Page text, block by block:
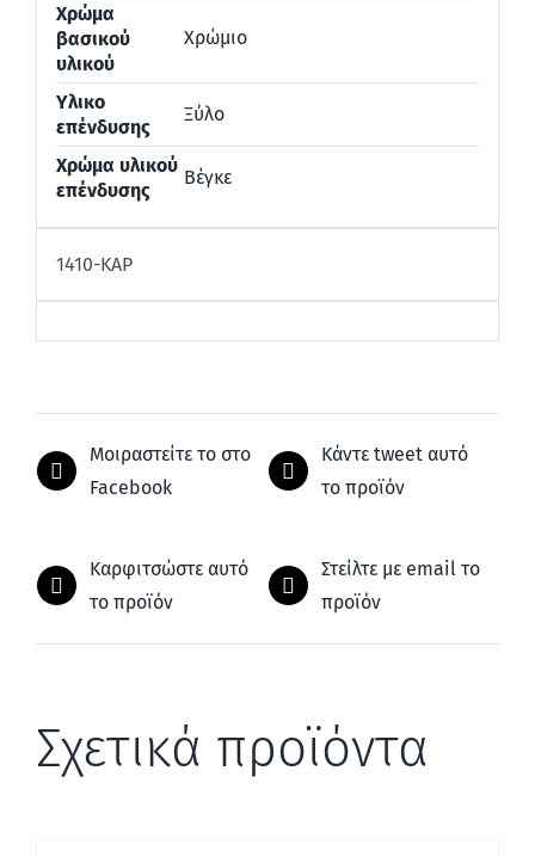
Χρώμα
βασικού
υλικού
Χρώμιο
Υλικο
επένδυσης
Ξύλο
Χρώμα υλικού
επένδυσης
Βέγκε
1410-ΚΑΡ
Μοιραστείτε το στο
Facebook
Κάντε tweet αυτό
το προϊόν
Καρφιτσώστε αυτό
το προϊόν
Στείλτε με email το
προϊόν
Σχετικά προϊόντα